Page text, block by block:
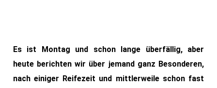
Es ist Montag und schon lange überfällig, aber
heute berichten wir über jemand ganz Besonderen,
nach einiger Reifezeit und mittlerweile schon fast